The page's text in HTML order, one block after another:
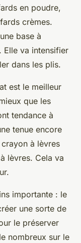
en poudre,
crèmes.
base à
Elle va intensifier
dans les plis.
est le meilleur
que les
tendance à
tenue encore
à lèvres
lèvres. Cela va
importante : le
une sorte de
le préserver
nombreux sur le